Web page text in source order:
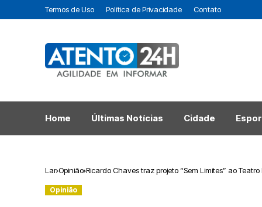
Termos de Uso Política de Privacidade Contato
Home Últimas Notícias Cidade
Lar Opinião Ricardo Chaves traz projeto “Sem Limites” ao Teatro
Opinião